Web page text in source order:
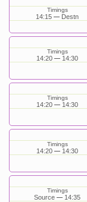
Timings
14:15 Destn
Timings
14:20 14:30
Timings
14:20 14:30
Timings
14:20 14:30
Timings
Source 14:35